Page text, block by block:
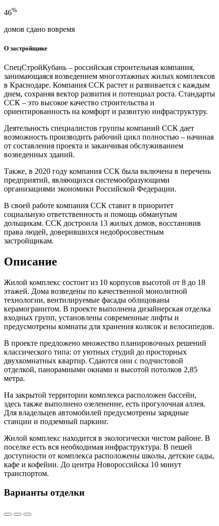
46%
домов сдано вовремя
О застройщике
СпецСтройКубань – российская строительная компания,
занимающаяся возведением многоэтажных жилых комплексов
в Краснодаре. Компания ССК растет и развивается с каждым
днем, сохраняя вектор развития и потенциал роста. Стандарты
ССК – это высокое качество строительства и
ориентированность на комфорт и развитую инфраструктуру.
Деятельность специалистов группы компаний ССК дает
возможность производить рабочий цикл полностью – начиная
от составления проекта и заканчивая обслуживанием
возведенных зданий.
Также, в 2020 году компания ССК была включена в перечень
предприятий, являющихся системообразующими
организациями экономики Российской Федерации.
В своей работе компания ССК ставит в приоритет
социальную ответственность и помощь обманутым
дольщикам. ССК достроила 13 жилых домов, восстановив
права людей, доверившихся недобросовестным
застройщикам.
Описание
Жилой комплекс состоит из 10 корпусов высотой от 8 до 18
этажей. Дома возведены по качественной монолитной
технологии, вентилируемые фасады облицованы
керамогранитом. В проекте выполнена дизайнерская отделка
входных групп, установлены современные лифты и
предусмотрены комнаты для хранения колясок и велосипедов.
В проекте предложено множество планировочных решений
классического типа: от уютных студий до просторных
двухкомнатных квартир. Сдаются они с подчистовой
отделкой, панорамными окнами и высотой потолков 2,85
метра.
На закрытой территории комплекса расположен бассейн,
здесь также выполнено озеленение, есть прогулочная аллея.
Для владельцев автомобилей предусмотрены зарядные
станции и подземный паркинг.
Жилой комплекс находится в экологически чистом районе. В
поселке есть вся необходимая инфраструктура. В пешей
доступности от комплекса расположены школы, детские сады,
кафе и кофейни. До центра Новороссийска 10 минут
транспортом.
Варианты отделки